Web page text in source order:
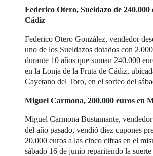
Federico Otero, Sueldazo de 240.000
Cádiz
Federico Otero González, vendedor
uno de los Sueldazos dotados con
durante 10 años que suman 240.000
en la Lonja de la Fruta de Cádiz,
Cayetano del Toro, en el sorteo del
Miguel Carmona, 200.000 euros en
Miguel Carmona Bustamante,
del año pasado, vendió diez cupones
20.000 euros a las cinco cifras en el
sábado 16 de junio reparitendo la suerte